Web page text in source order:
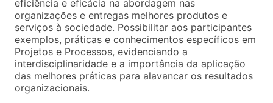
eficiência e eficácia na abordagem nas
organizações e entregas melhores produtos e
serviços à sociedade. Possibilitar aos participantes
exemplos, práticas e conhecimentos específicos em
Projetos e Processos, evidenciando a
interdisciplinaridade e a importância da aplicação
das melhores práticas para alavancar os resultados
organizacionais.